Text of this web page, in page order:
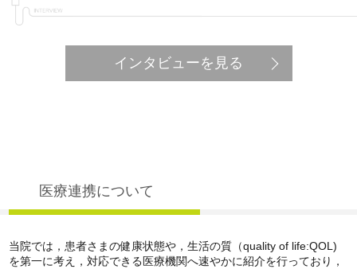
インタビューを見る
医療連携について
当院では，患者さまの健康状態や，生活の質（quality of life:QOL)
を第一に考え，対応できる医療機関へ速やかに紹介を行っており，